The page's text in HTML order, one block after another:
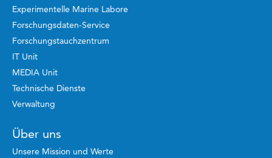
Experimentelle Marine Labore
Forschungsdaten-Service
Forschungstauchzentrum
IT Unit
MEDIA Unit
Technische Dienste
Verwaltung
Über uns
Unsere Mission und Werte